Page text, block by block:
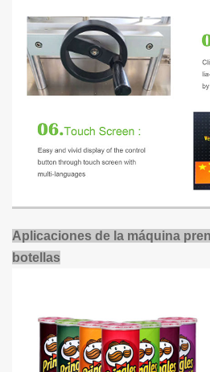
Aplicaciones de la máquina
botellas